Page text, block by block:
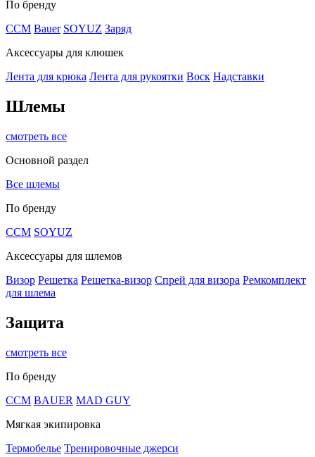
По бренду
CCM Bauer SOYUZ Заряд
Аксессуары для клюшек
Лента для крюка Лента для рукоятки Воск Надставки
Шлемы
смотреть все
Основной раздел
Все шлемы
По бренду
CCM SOYUZ
Аксессуары для шлемов
Визор Решетка Решетка-визор Спрей для визора Ремкомплект
для шлема
Защита
смотреть все
По бренду
CCM BAUER MAD GUY
Мягкая экипировка
Термобелье Тренировочные джерси